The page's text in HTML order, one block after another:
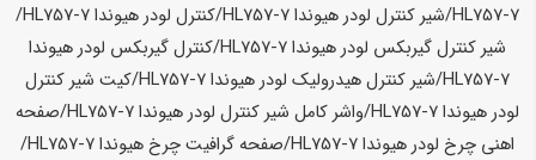
HL757-7/شیر کنترل لودرهیوندا HL757-7 /کنترل لودرهیوندا HL757-7
/
شیر کنترل گیربکس لودرهیوندا HL757-7 /کنترل گیربکس لودرهیوندا
HL757-7/شیر کنترل هیدرولیک لودرهیوندا HL757-7
/کیت شیر کنترل
لودرهیوندا HL757-7 /واشر کامل شیر کنترل لودرهیوندا HL757-7
/صفحه
اهنی چرخ لودرهیوندا HL757-7 /صفحه گرافیت چرخهیوندا HL757-7
/